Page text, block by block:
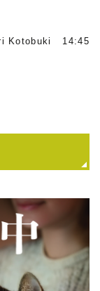
Kotobuki 14:45